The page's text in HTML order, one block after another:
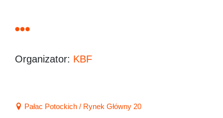
Organizator: KBF
Pałac Potockich / Rynek Główny 20